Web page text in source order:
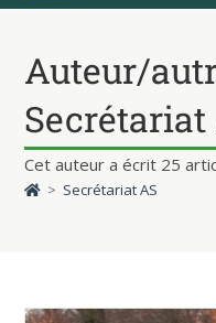
Auteur/
Secrétariat
Cet auteur a écrit 25
> Secrétariat AS